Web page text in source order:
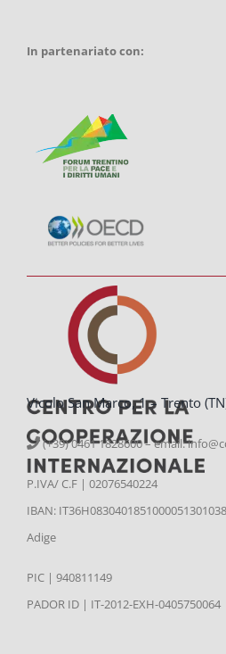
In partenariato con:
Vicolo San Marco, 1 – Trento
(+39) 0461 1828600 – email:
P.IVA/ C.F | 02076540224
IBAN:
Adige
PIC | 940811149
PADOR ID | IT-2012-EXH-0405750064